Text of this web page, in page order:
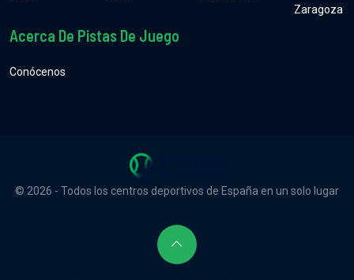
Zaragoza
Acerca De Pistas De Juego
Conócenos
© 2026 - Todos los centros deportivos de España en un solo lugar